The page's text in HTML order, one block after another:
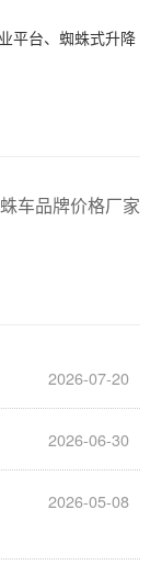
平台、蜘蛛式升降
车品牌价格厂家
2026-07-20
2026-06-30
2026-05-08